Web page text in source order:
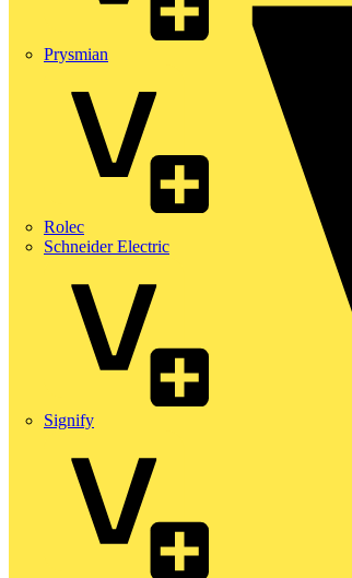
Prysmian
Rolec
Schneider Electric
Signify